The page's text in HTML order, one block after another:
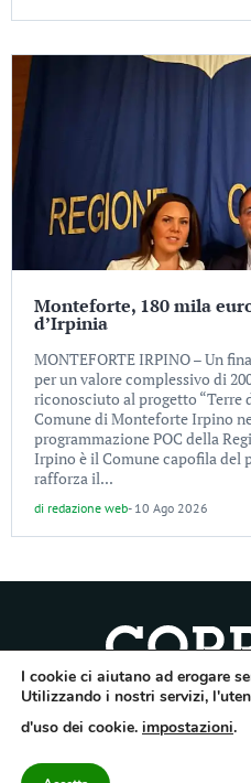
Monteforte, 180 mila
d’Irpinia
MONTEFORTE IRPINO – Un
per un valore complessivo di
riconosciuto al progetto “Terre
Comune di Monteforte Irpino
programmazione POC della
Irpino è il Comune capofila del
rafforza il...
di redazione web- 10 Ago 2026
Quotidiano dell’Irpinia, a diffusione
Direttore responsabile Gianni Festa –
I cookie ci aiutano ad erogare
Utilizzando i nostri servizi,
d'uso dei cookie. impostazioni.